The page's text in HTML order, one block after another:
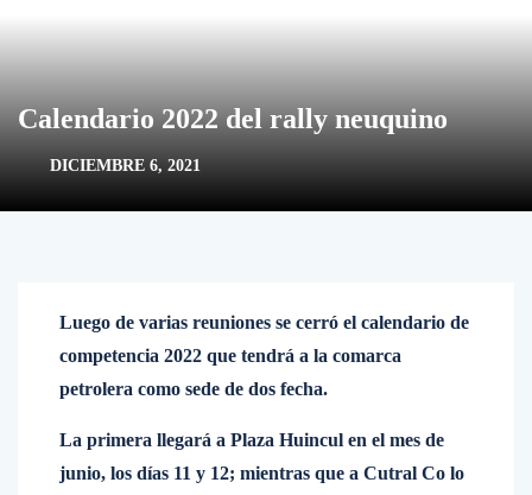
Calendario 2022 del rally neuquino
DICIEMBRE 6, 2021
Luego de varias reuniones se cerró el calendario de
competencia 2022 que tendrá a la comarca
petrolera como sede de dos fecha.
La primera llegará a Plaza Huincul en el mes de
junio, los días 11 y 12; mientras que a Cutral Co lo